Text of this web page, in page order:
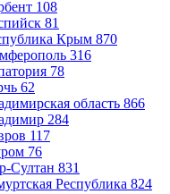
108
81
Крым 870
316
78
62
область 866
284
117
76
Султан 831
Республика 824